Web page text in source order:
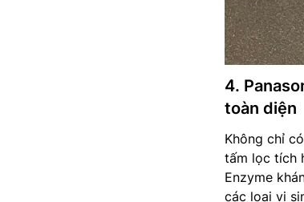
4.
toàn diện
Không chỉ
tấm lọc tích
Enzyme
các loại vi